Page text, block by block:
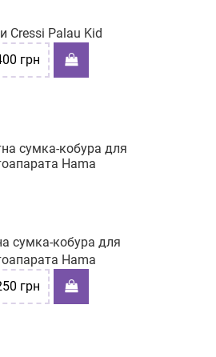
Cressi Palau Kid
грн
сумка-кобура для
Hama
грн